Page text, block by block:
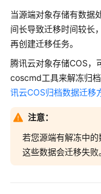
失
败
的
移
任
务
业
务
割
当源端对象存储有数据
间长导致迁移时间较长
再创建迁移任务。
腾讯云对象存储COS，
coscmd工具来解冻归
讯云COS归档数据迁移
注意：
若您源端有解冻中
这些数据会迁移失败